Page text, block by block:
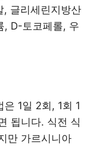
글리세린지방산
, D-토코페롤, 우
1일 2회, 1회 1
됩니다. 식전 식
만 가르시니아